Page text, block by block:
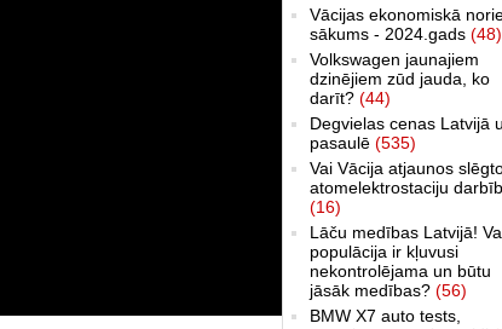
Vācijas ekonomiskā
sākums - 2024.gads (48)
Volkswagen jaunajiem
dzinējiem zūd jauda, ko
darīt? (44)
Degvielas cenas Latvijā
pasaulē (535)
Vai Vācija atjaunos
atomelektrostaciju
(16)
Lāču medības Latvijā!
populācija ir kļuvusi
nekontrolējama un būtu
jāsāk medības? (56)
BMW X7 auto tests,